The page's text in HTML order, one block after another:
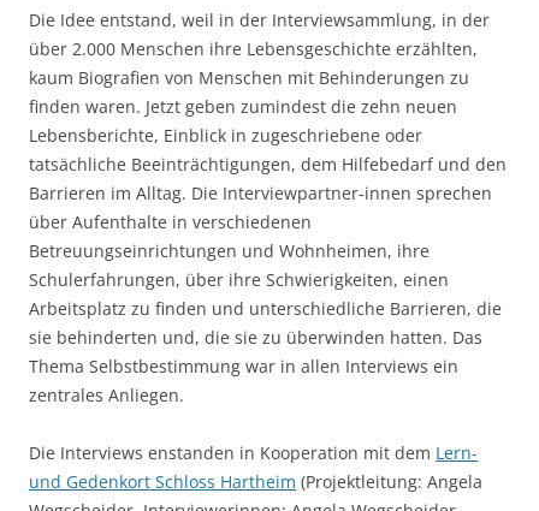
Die Idee entstand, weil in der Interviewsammlung, in der
über 2.000 Menschen ihre Lebensgeschichte erzählten,
kaum Biografien von Menschen mit Behinderungen zu
finden waren. Jetzt geben zumindest die zehn neuen
Lebensberichte, Einblick in zugeschriebene oder
tatsächliche Beeinträchtigungen, dem Hilfebedarf und den
Barrieren im Alltag. Die Interviewpartner-innen sprechen
über Aufenthalte in verschiedenen
Betreuungseinrichtungen und Wohnheimen, ihre
Schulerfahrungen, über ihre Schwierigkeiten, einen
Arbeitsplatz zu finden und unterschiedliche Barrieren, die
sie behinderten und, die sie zu überwinden hatten. Das
Thema Selbstbestimmung war in allen Interviews ein
zentrales Anliegen.
Die Interviews enstanden in Kooperation mit dem Lern-
und Gedenkort Schloss Hartheim (Projektleitung: Angela